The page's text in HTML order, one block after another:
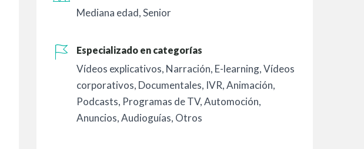
Mediana edad,Senior
Especializado en categorías
Vídeos explicativos, Narración, E-learning,Vídeos
corporativos, Documentales, IVR,Animación,
Podcasts, Programas de TV,Automoción,
Anuncios,Audioguías, Otros